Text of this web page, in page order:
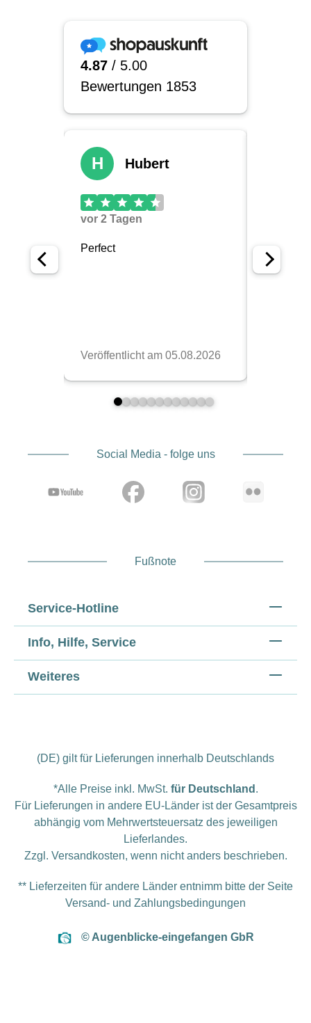
Social Media - folge uns
Fußnote
Service-Hotline
Info, Hilfe, Service
Weiteres
(DE) gilt für Lieferungen innerhalb Deutschlands
*Alle Preise inkl. MwSt. für Deutschland .
Für Lieferungen in andere EU-Länder ist der Gesamtpreis
abhängig vom Mehrwertsteuersatz des jeweiligen
Lieferlandes.
Zzgl. Versandkosten, wenn nicht anders beschrieben.
** Lieferzeiten für andere Länder entnimm bitte der Seite
Versand- und Zahlungsbedingungen
© Augenblicke-eingefangen GbR